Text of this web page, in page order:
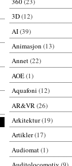
3D(12)
AI(39)
Animasjon (13)
Annet(22)
AOE(1)
Aquafoni (12)
AR&VR (26)
Arkitektur(19)
Artikler(17)
Audiomat(1)